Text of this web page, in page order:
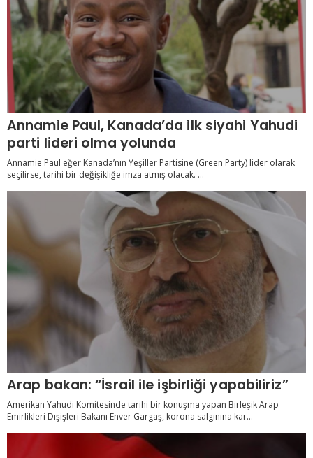
Annamie Paul, Kanada’da ilk siyahi Yahudi
parti lideri olma yolunda
Annamie Paul eğer Kanada’nın Yeşiller Partisine (Green Party) lider olarak
seçilirse, tarihi bir değişikliğe imza atmış olacak. ...
Arap bakan: “İsrail ile işbirliği yapabiliriz”
Amerikan Yahudi Komitesinde tarihi bir konuşma yapan Birleşik Arap
Emirlikleri Dışişleri Bakanı Enver Gargaş, korona salgınına kar...